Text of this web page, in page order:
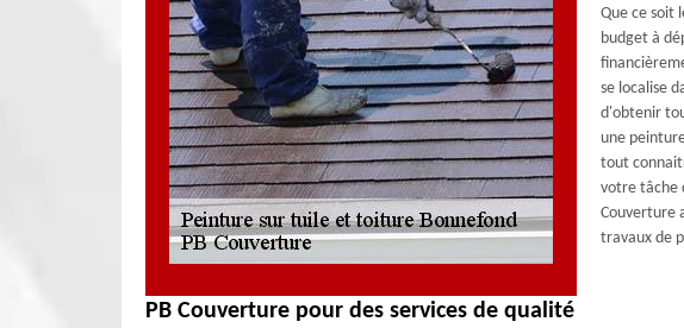
Que ce soit
budget à
se localise
d'obtenir
une
tout
votre tâche
Couverture
travaux de
PB Couverture pour des services de qualité